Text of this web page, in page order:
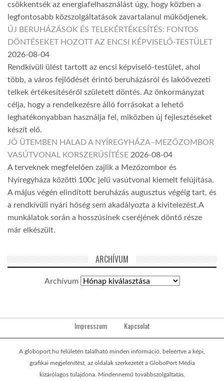
csökkentsék az energiafelhasználást úgy, hogy közben a
legfontosabb közszolgáltatások zavartalanul működjenek.
ÚJ BERUHÁZÁSOK ÉS TELEKÉRTÉKESÍTÉS: FONTOS
DÖNTÉSEKET HOZOTT AZ ENCSI KÉPVISELŐ-TESTÜLET
2026-08-04
Rendkívüli ülést tartott az encsi képviselő-testület, ahol
több, a város fejlődését érintő beruházásról és lakóövezeti
telkek értékesítéséről született döntés. Az önkormányzat
célja, hogy a rendelkezésre álló forrásokat a lehető
leghatékonyabban használja fel, miközben új fejlesztéseket
készít elő.
JÓ ÜTEMBEN HALAD A NYÍREGYHÁZA–MEZŐZOMBOR
VASÚTVONAL KORSZERŰSÍTÉSE 2026-08-04
A terveknek megfelelően zajlik a Mezőzombor és
Nyíregyháza közötti 100c jelű vasútvonal kiemelt felújítása.
A május végén elindított beruházás augusztus végéig tart, és
a rendkívüli nyári hőség sem akadályozta a kivitelezést.A
munkálatok során a hosszúsínek cseréjének döntő része
már elkészült.
ARCHÍVUM
Archívum
Impresszum Kapcsolat
A globoport.hu felületén található minden információ, beleértve a képi,
grafikai megjelenítést, az oldalak szerkezetét a GloboPort Média
kizárólagos tulajdona. Mindennemű továbbszolgáltatás,